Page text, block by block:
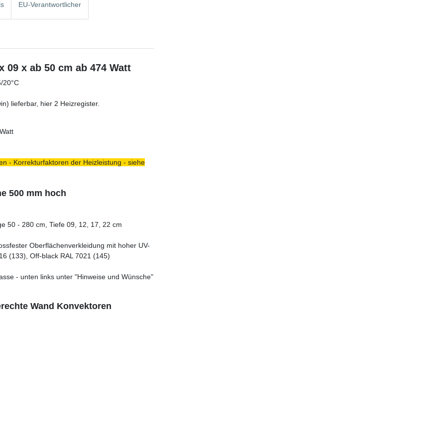
EU-Verantwortlicher
09 x ab 50 cm ab 474 Watt
20°C
lieferbar, hier 2 Heizregister.
- Korrekturfaktoren der Heizleistung - siehe
500 mm hoch
50 - 280 cm, Tiefe 09, 12, 17, 22 cm
Oberflächenverkleidung mit hoher UV-
(133), Off-black RAL 7021 (145)
- unten links unter "Hinweise und Wünsche"
Wand Konvektoren